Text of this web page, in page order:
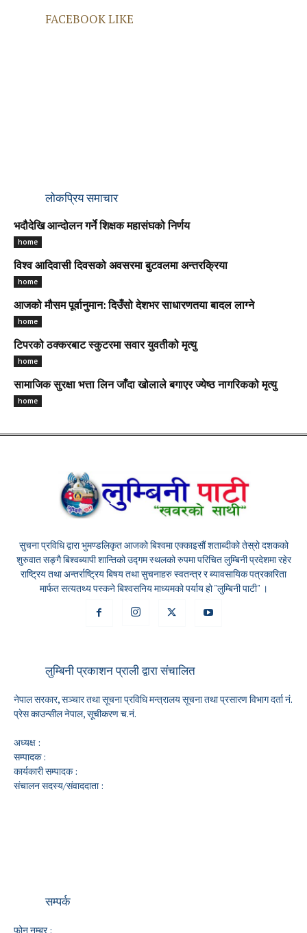
FACEBOOK LIKE
लोकप्रिय समाचार
भदौदेखि आन्दोलन गर्ने शिक्षक महासंघको निर्णय
home
विश्व आदिवासी दिवसको अवसरमा बुटवलमा अन्तरक्रिया
home
आजको मौसम पूर्वानुमान: दिउँसो देशभर साधारणतया बादल लाग्ने
home
टिपरको ठक्करबाट स्कुटरमा सवार युवतीको मृत्यु
home
सामाजिक सुरक्षा भत्ता लिन जाँदा खोलाले बगाएर ज्येष्ठ नागरिकको मृत्यु
home
सुचना प्रविधि द्वारा भुमण्डलिकृत आजको बिश्वमा एक्काइसौं शताब्दीको तेस्रो दशकको
शुरुवात सङ्गै बिश्वब्यापी शान्तिको उद्गम स्थलको रुपमा परिचित लुम्बिनी प्रदेशमा रहेर
राष्ट्रिय तथा अन्तर्राष्ट्रिय बिषय तथा सुचनाहरु स्वतन्त्र र ब्यावसायिक पत्रकारिता
मार्फत सत्यतथ्य पस्कने बिश्वसनिय माध्यमको पर्याय हो "लुम्बिनी पाटी" ।
लुम्बिनी प्रकाशन प्राली द्वारा संचालित
नेपाल सरकार, सञ्चार तथा सूचना प्रविधि मन्त्रालय सूचना तथा प्रसारण विभाग दर्ता नं.
प्रेस काउन्सील नेपाल, सूचीकरण च.नं.
अध्यक्ष :
सम्पादक :
कार्यकारी सम्पादक :
संचालन सदस्य/संवाददाता :
सम्पर्क
फोन नम्बर :